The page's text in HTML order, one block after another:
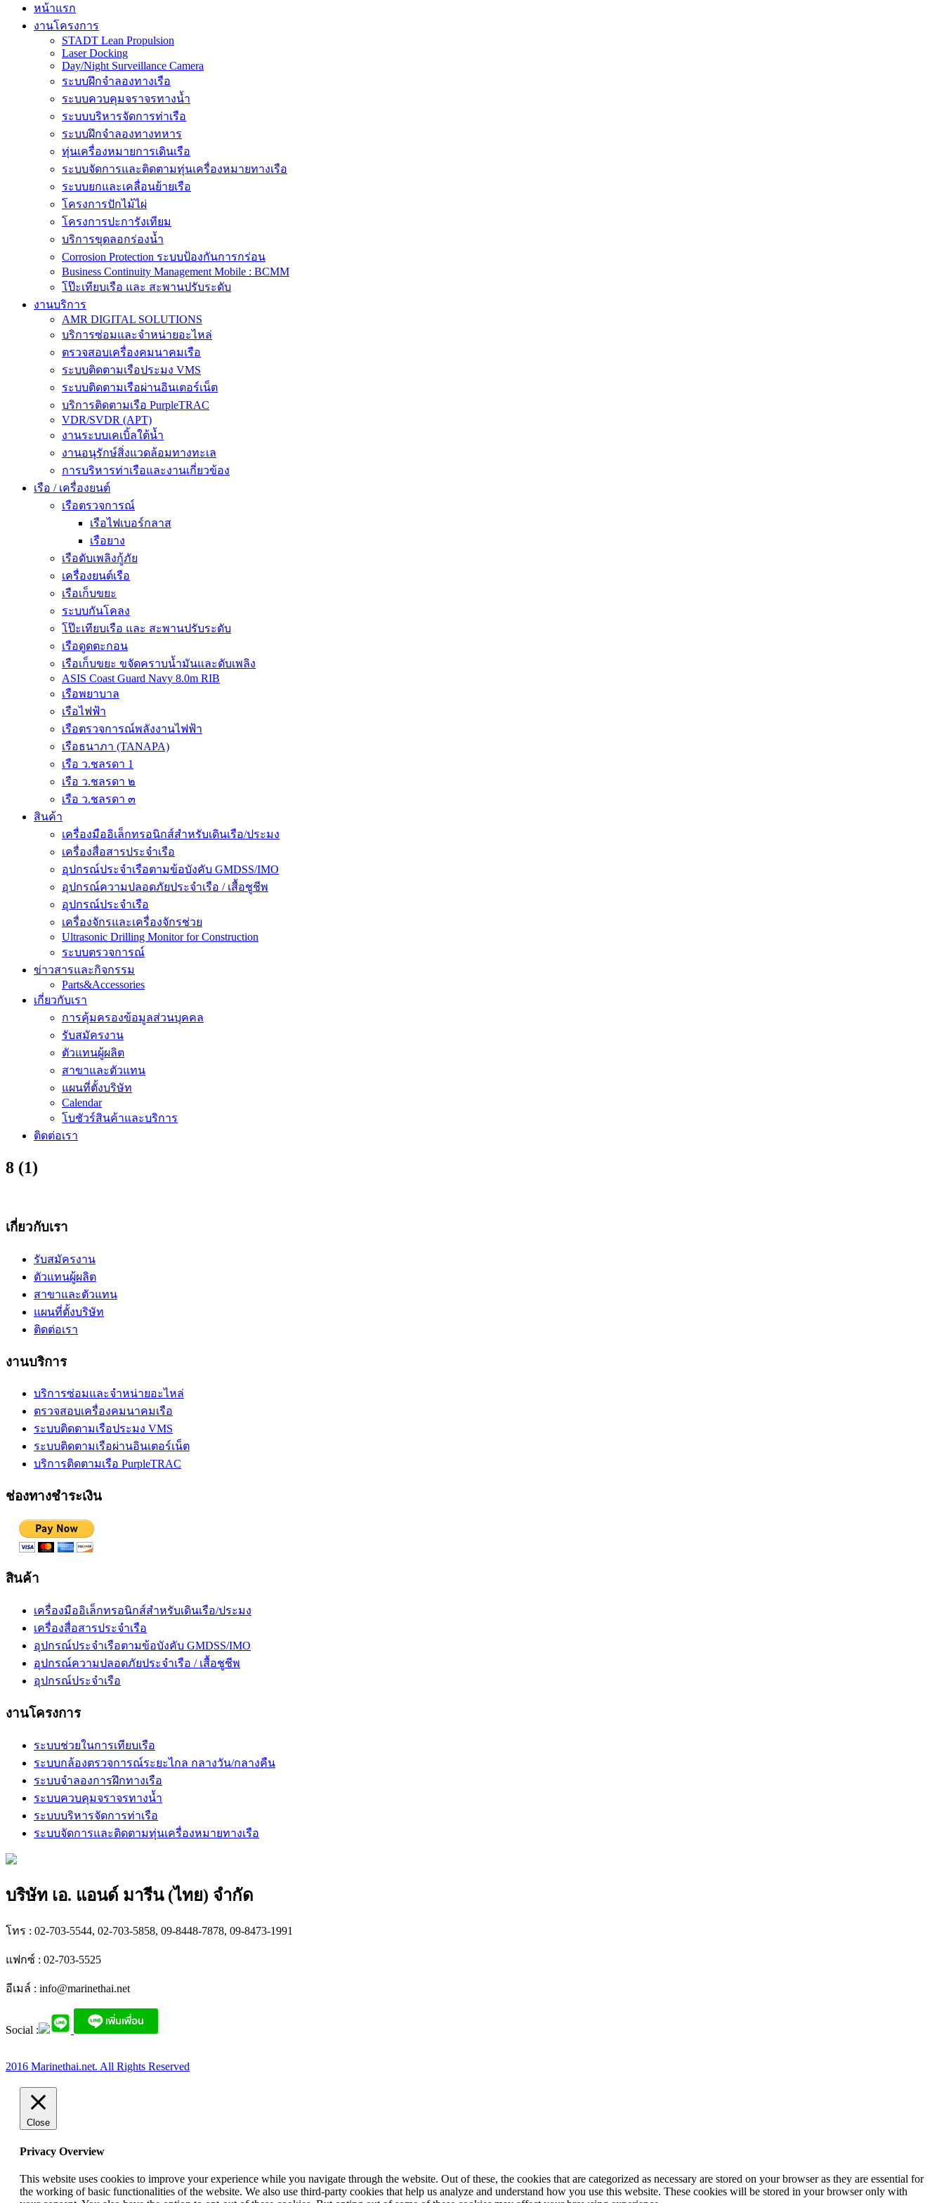
หน้าแรก
งานโครงการ
STADT Lean Propulsion
Laser Docking
Day/Night Surveillance Camera
ระบบฝึกจำลองทางเรือ
ระบบควบคุมจราจรทางน้ำ
ระบบบริหารจัดการท่าเรือ
ระบบฝึกจำลองทางทหาร
ทุ่นเครื่องหมายการเดินเรือ
ระบบจัดการและติดตามทุ่นเครื่องหมายทางเรือ
ระบบยกและเคลื่อนย้ายเรือ
โครงการปักไม้ไผ่
โครงการปะการังเทียม
บริการขุดลอกร่องน้ำ
Corrosion Protection ระบบป้องกันการกร่อน
Business Continuity Management Mobile : BCMM
โป๊ะเทียบเรือ และ สะพานปรับระดับ
งานบริการ
AMR DIGITAL SOLUTIONS
บริการซ่อมและจำหน่ายอะไหล่
ตรวจสอบเครื่องคมนาคมเรือ
ระบบติดตามเรือประมง VMS
ระบบติดตามเรือผ่านอินเตอร์เน็ต
บริการติดตามเรือ PurpleTRAC
VDR/SVDR (APT)
งานระบบเคเบิ้ลใต้น้ำ
งานอนุรักษ์สิ่งแวดล้อมทางทะเล
การบริหารท่าเรือและงานเกี่ยวข้อง
เรือ / เครื่องยนต์
เรือตรวจการณ์
เรือไฟเบอร์กลาส
เรือยาง
เรือดับเพลิงกู้ภัย
เครื่องยนต์เรือ
เรือเก็บขยะ
ระบบกันโคลง
โป๊ะเทียบเรือ และ สะพานปรับระดับ
เรือดูดตะกอน
เรือเก็บขยะ ขจัดคราบน้ำมันและดับเพลิง
ASIS Coast Guard Navy 8.0m RIB
เรือพยาบาล
เรือไฟฟ้า
เรือตรวจการณ์พลังงานไฟฟ้า
เรือธนาภา (TANAPA)
เรือ ว.ชลรดา 1
เรือ ว.ชลรดา ๒
เรือ ว.ชลรดา ๓
สินค้า
เครื่องมืออิเล็กทรอนิกส์สำหรับเดินเรือ/ประมง
เครื่องสื่อสารประจำเรือ
อุปกรณ์ประจำเรือตามข้อบังคับ GMDSS/IMO
อุปกรณ์ความปลอดภัยประจำเรือ / เสื้อชูชีพ
อุปกรณ์ประจำเรือ
เครื่องจักรและเครื่องจักรช่วย
Ultrasonic Drilling Monitor for Construction
ระบบตรวจการณ์
ข่าวสารและกิจกรรม
Parts&Accessories
เกี่ยวกับเรา
การคุ้มครองข้อมูลส่วนบุคคล
รับสมัครงาน
ตัวแทนผู้ผลิต
สาขาและตัวแทน
แผนที่ตั้งบริษัท
Calendar
โบชัวร์สินค้าและบริการ
ติดต่อเรา
8 (1)
เกี่ยวกับเรา
รับสมัครงาน
ตัวแทนผู้ผลิต
สาขาและตัวแทน
แผนที่ตั้งบริษัท
ติดต่อเรา
งานบริการ
บริการซ่อมและจำหน่ายอะไหล่
ตรวจสอบเครื่องคมนาคมเรือ
ระบบติดตามเรือประมง VMS
ระบบติดตามเรือผ่านอินเตอร์เน็ต
บริการติดตามเรือ PurpleTRAC
ช่องทางชำระเงิน
สินค้า
เครื่องมืออิเล็กทรอนิกส์สำหรับเดินเรือ/ประมง
เครื่องสื่อสารประจำเรือ
อุปกรณ์ประจำเรือตามข้อบังคับ GMDSS/IMO
อุปกรณ์ความปลอดภัยประจำเรือ / เสื้อชูชีพ
อุปกรณ์ประจำเรือ
งานโครงการ
ระบบช่วยในการเทียบเรือ
ระบบกล้องตรวจการณ์ระยะไกล กลางวัน/กลางคืน
ระบบจำลองการฝึกทางเรือ
ระบบควบคุมจราจรทางน้ำ
ระบบบริหารจัดการท่าเรือ
ระบบจัดการและติดตามทุ่นเครื่องหมายทางเรือ
บริษัท เอ. แอนด์ มารีน (ไทย) จำกัด
โทร : 02-703-5544, 02-703-5858, 09-8448-7878, 09-8473-1991
แฟกซ์ : 02-703-5525
อีเมล์ : info@marinethai.net
Social :
2016 Marinethai.net. All Rights Reserved
Close
Privacy Overview
This website uses cookies to improve your experience while you navigate through the website. Out of these, the cookies that are categorized as necessary are stored on your browser as they are essential for
the working of basic functionalities of the website. We also use third-party cookies that help us analyze and understand how you use this website. These cookies will be stored in your browser only with